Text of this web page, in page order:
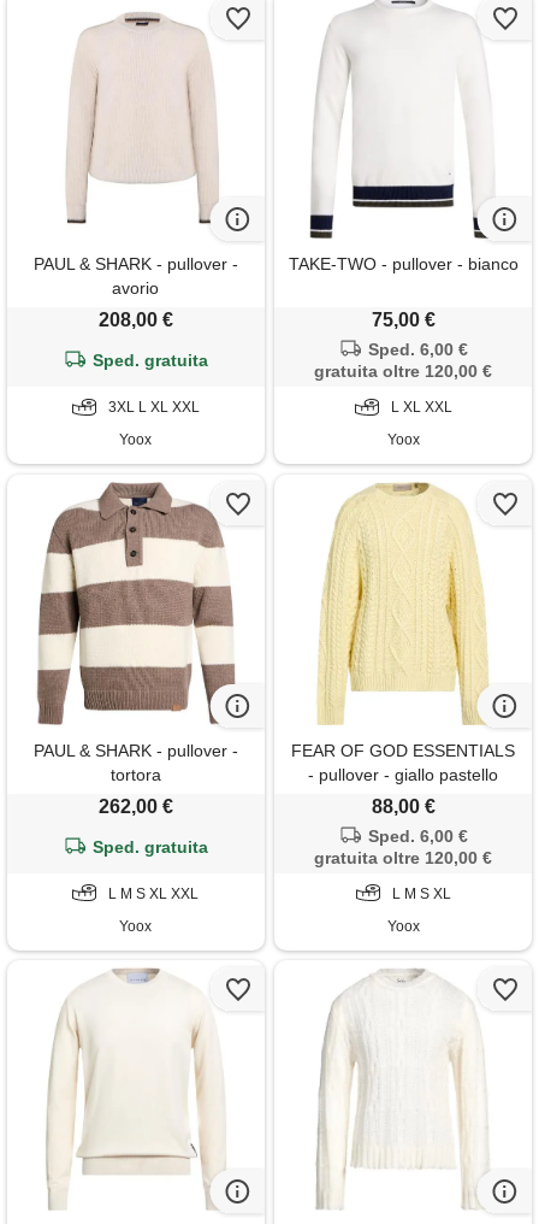
PAUL & SHARK - pullover -
avorio
208,00 €
Sped. gratuita
3XL L XL XXL
Yoox
TAKE-TWO - pullover - bianco
75,00 €
Sped. 6,00 €
gratuita oltre 120,00 €
L XL XXL
Yoox
PAUL & SHARK - pullover -
tortora
262,00 €
Sped. gratuita
L M S XL XXL
Yoox
FEAR OF GOD ESSENTIALS
- pullover - giallo pastello
88,00 €
Sped. 6,00 €
gratuita oltre 120,00 €
L M S XL
Yoox